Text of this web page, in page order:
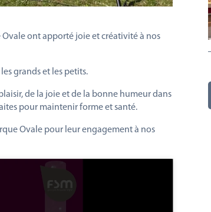
Ovale ont apporté joie et créativité à nos
grands et les petits.
de la joie et de la bonne humeur dans
pour maintenir forme et santé.
Ovale pour leur engagement à nos